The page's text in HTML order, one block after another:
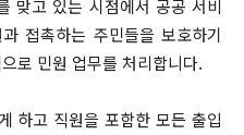
맞고 있는 시점에서 공공 서비
접촉하는 주민들을 보호하기
로 민원 업무를 처리합니다.
하고 직원을 포함한 모든 출입